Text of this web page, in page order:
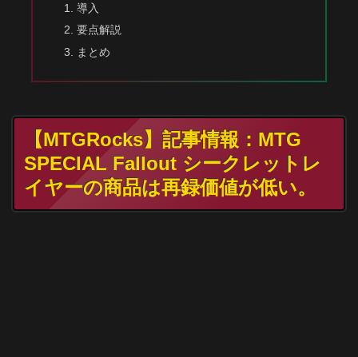
導入
要点解説
まとめ
【MTGRocks】記事情報：MTG
SPECIAL Fallout シークレットレ
イヤーの商品は再録価値が低い。